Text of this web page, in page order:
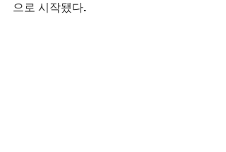
으로 시작됐다.